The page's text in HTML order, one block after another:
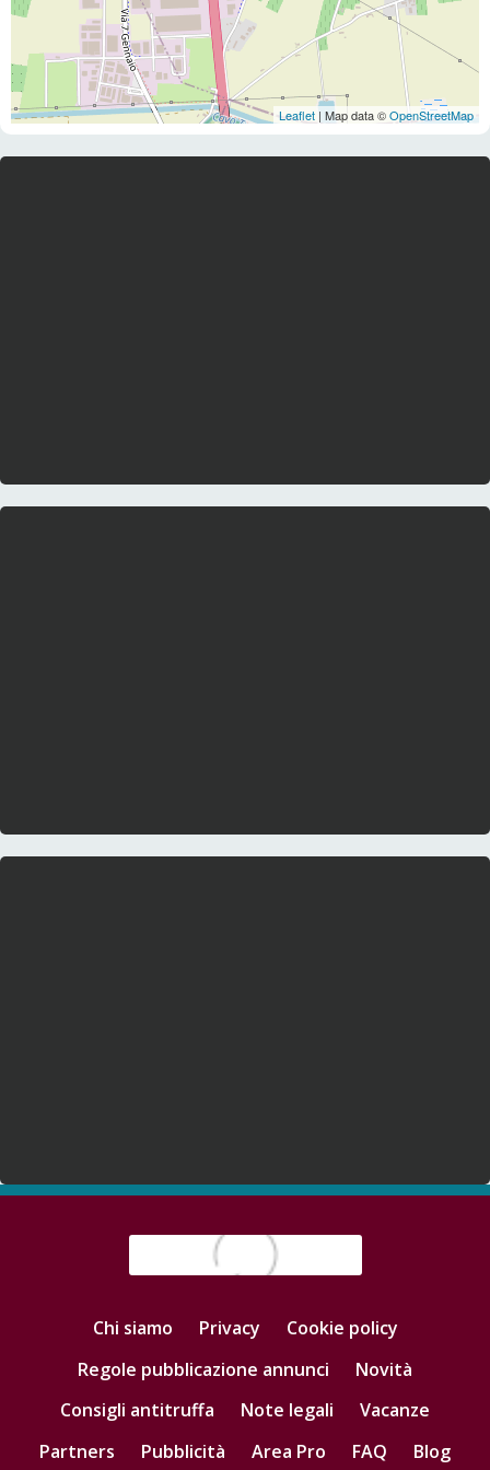
Leaflet | Map data ©OpenStreetMap
Chi siamo Privacy
Cookie policy
Regole pubblicazione annunci
Novità
Consigli antitruffa
Note legali
Vacanze
Partners
Pubblicità Area Pro FAQ Blog